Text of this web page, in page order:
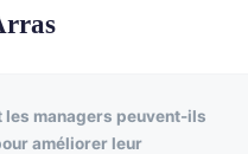
les managers peuvent-ils
améliorer leur